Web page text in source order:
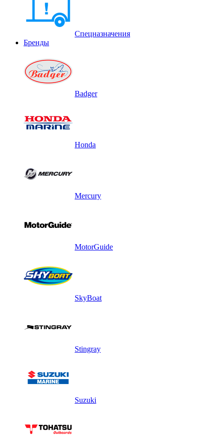
Спецназначения
Бренды
Badger
Honda
Mercury
MotorGuide
SkyBoat
Stingray
Suzuki